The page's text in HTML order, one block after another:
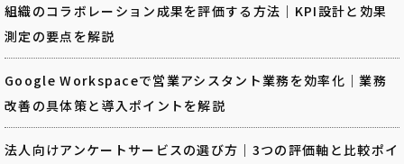
組織のコラボレーション成果を評価する方法｜KPI設計と効果
測定の要点を解説
Google Workspaceで営業アシスタント業務を効率化｜業務
改善の具体策と導入ポイントを解説
法人向けアンケートサービスの選び方｜3つの評価軸と比較ポイ